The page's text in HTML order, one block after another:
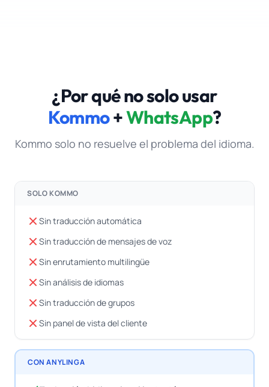
¿Por qué no solo usar
Kommo+WhatsApp?
Kommo solo no resuelve el problema del idioma.
SOLO KOMMO
Sin traducción automática
Sin traducción de mensajes de voz
Sin enrutamiento multilingüe
Sin análisis de idiomas
Sin traducción de grupos
Sin panel de vista del cliente
CON ANYLINGA